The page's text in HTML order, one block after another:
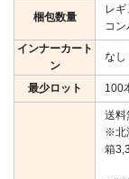
梱包数量
レ
コ
インナーカート
ン
なし
最少ロット 100
送料
※北
箱